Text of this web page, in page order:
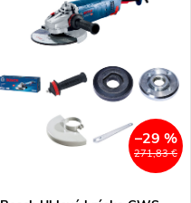
271,83 €
–29 %